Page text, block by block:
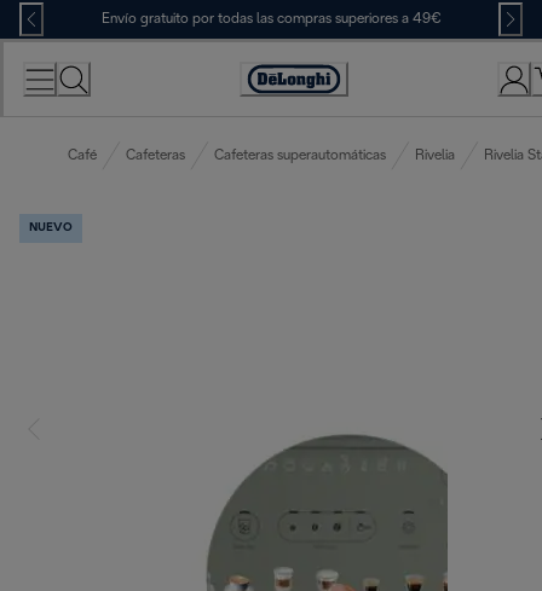
Skip
to
Content
Envío gratuito por todas las compras superiores a 49€
Accessibility
Café Cafeteras Cafeteras superautomáticas Rivelia Rivelia
NUEVO